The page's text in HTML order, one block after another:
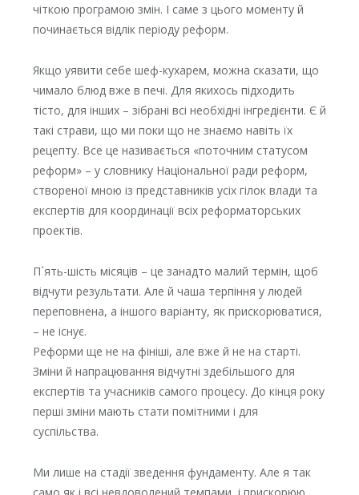
чіткою програмою змін. І саме з цього моменту й
починається відлік періоду реформ.
Якщо уявити себе шеф-кухарем, можна сказати, що
чимало блюд вже в печі. Для якихось підходить
тісто, для інших – зібрані всі необхідні інгредієнти. Є й
такі страви, що ми поки що не знаємо навіть їх
рецепту. Все це називається «поточним статусом
реформ» – у словнику Національної ради реформ,
створеної мною із представників усіх гілок влади та
експертів для координації всіх реформаторських
проектів.
П`ять-шість місяців – це занадто малий термін, щоб
відчути результати. Але й чаша терпіння у людей
переповнена, а іншого варіанту, як прискорюватися,
– не існує.
Реформи ще не на фініші, але вже й не на старті.
Зміни й напрацювання відчутні здебільшого для
експертів та учасників самого процесу. До кінця року
перші зміни мають стати помітними і для
суспільства.
Ми лише на стадії зведення фундаменту. Але я так